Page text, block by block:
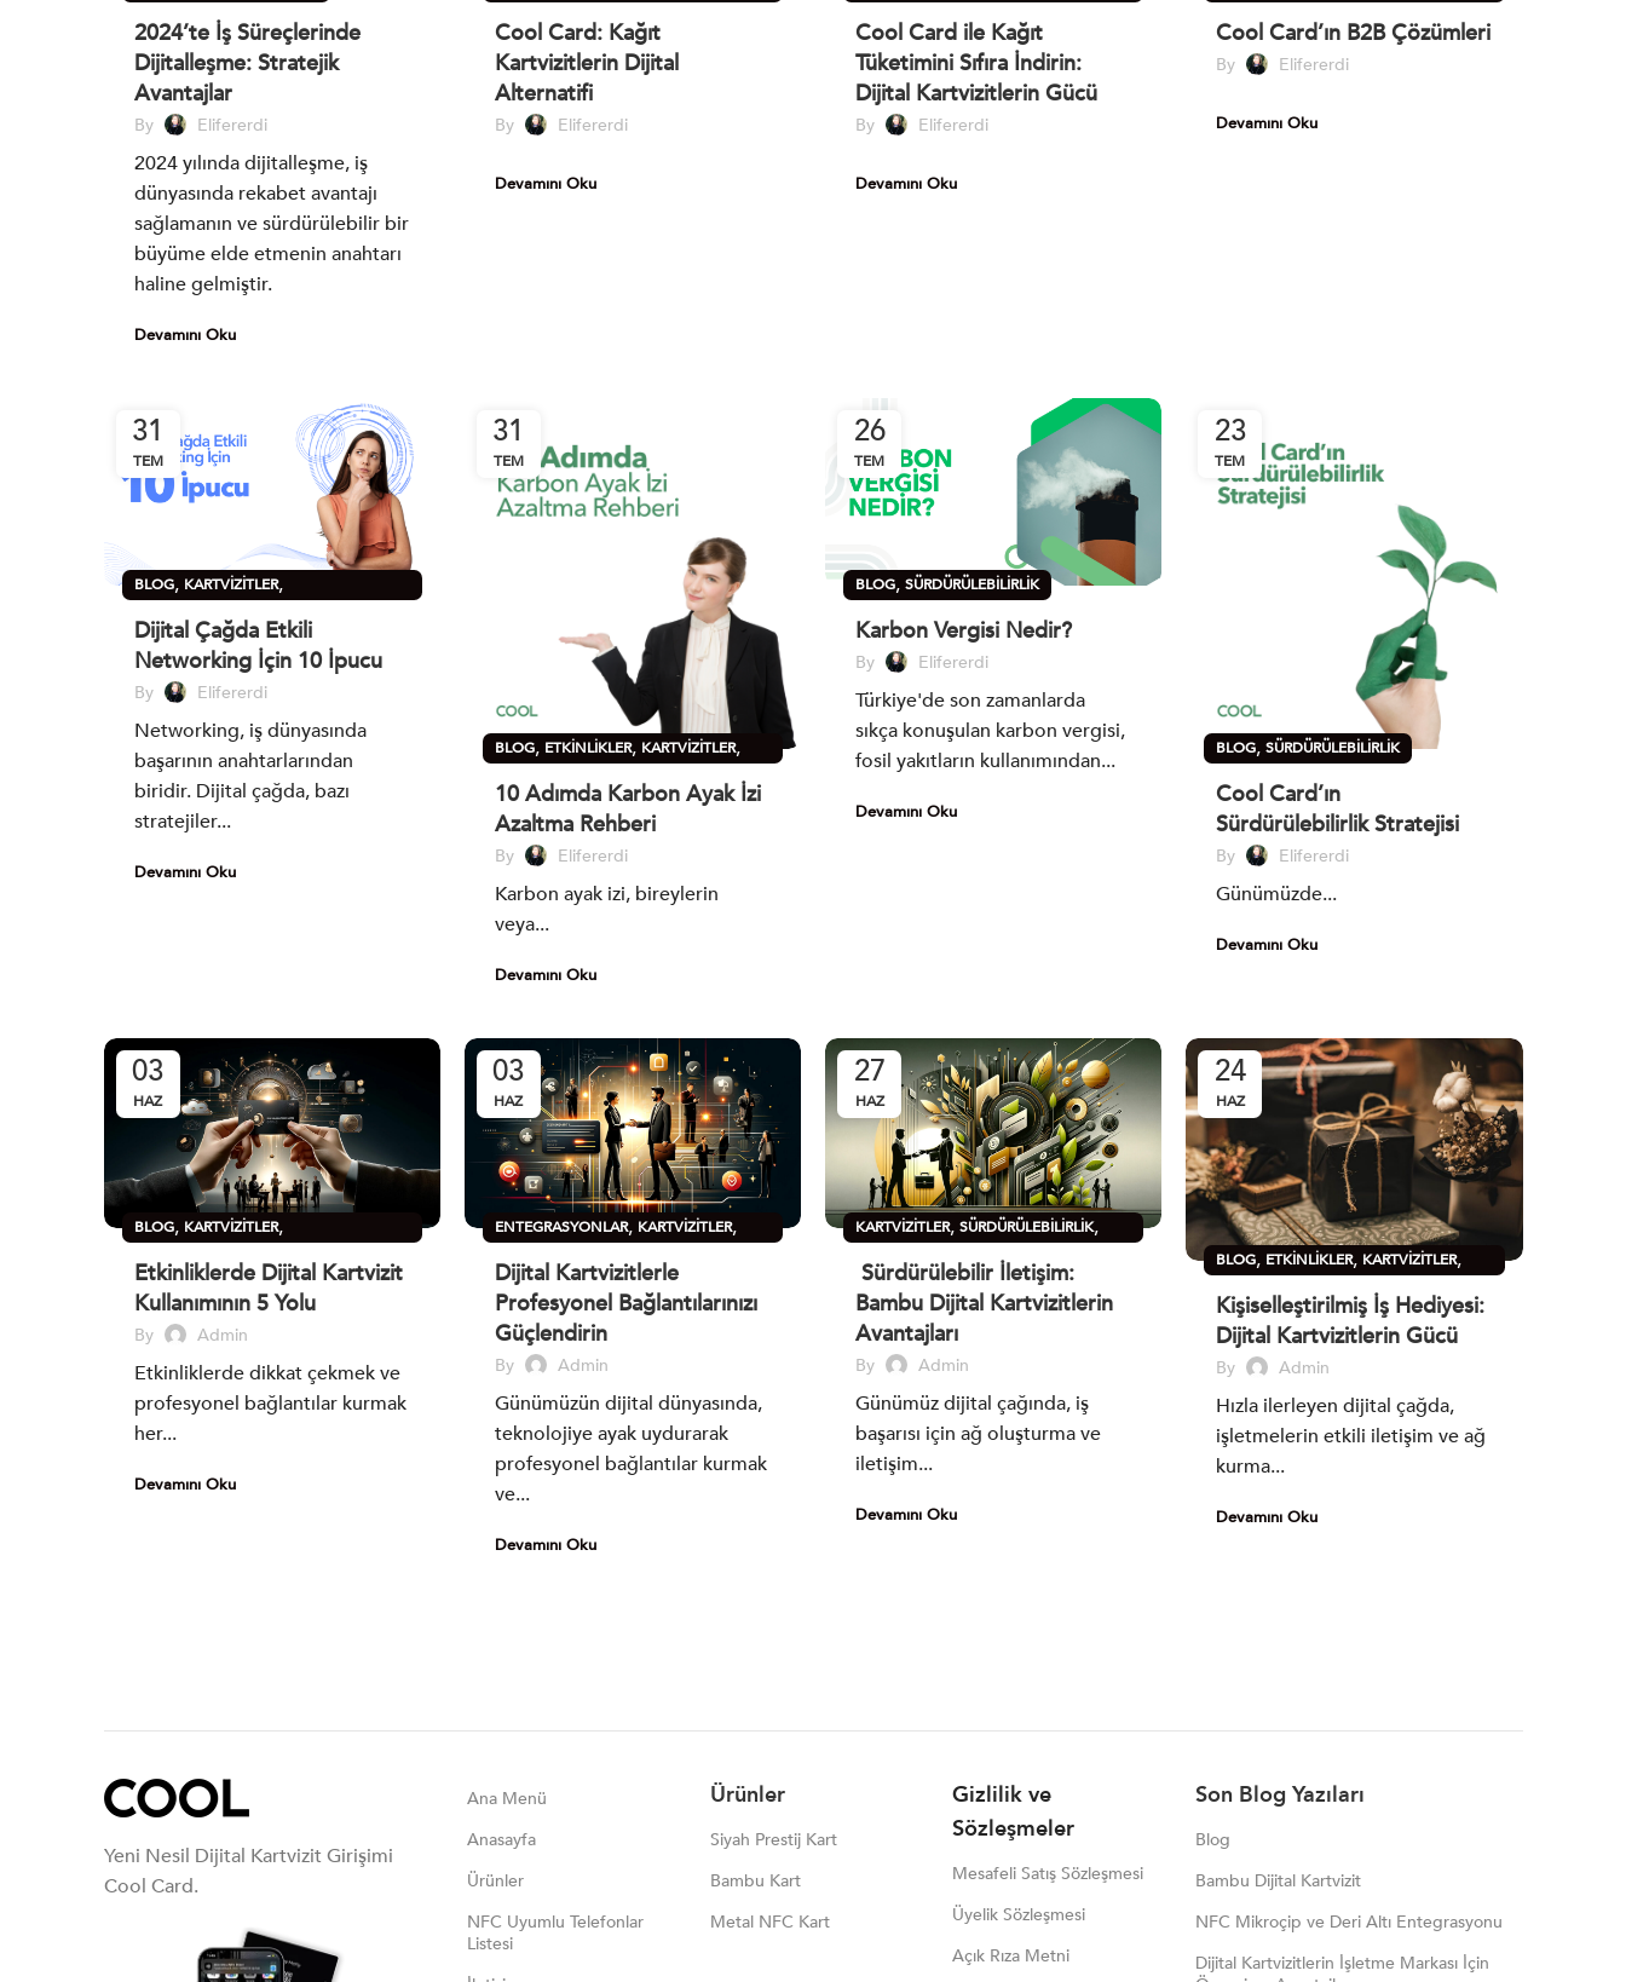
2024’te İş Süreçlerinde
Dijitalleşme: Stratejik
Avantajlar
By Elifererdi
2024 yılında dijitalleşme, iş
dünyasında rekabet avantajı
sağlamanın ve sürdürülebilir bir
büyüme elde etmenin anahtarı
haline gelmiştir.
Devamını Oku
KARTVIZITLER , SÜRDÜRÜLEBILIRLIK
Cool Card: Kağıt
Kartvizitlerin Dijital
Alternatifi
By Elifererdi
Devamını Oku
SÜRDÜRÜLEBILIRLIK
Cool Card ile Kağıt
Tüketimini Sıfıra İndirin:
Dijital Kartvizitlerin Gücü
By Elifererdi
Devamını Oku
KARTVIZITLER ,
Cool Card’ın B2B Çözümleri
By Elifererdi
Devamını Oku
31
TEM
BLOG, KARTVIZITLER,
Dijital Çağda Etkili
Networking İçin 10 İpucu
By Elifererdi
Networking, iş dünyasında
başarının anahtarlarından
biridir. Dijital çağda, bazı
stratejiler...
Devamını Oku
31
TEM
BLOG, ETKINLIKLER, KARTVIZITLER,
10 Adımda Karbon Ayak İzi
Azaltma Rehberi
By Elifererdi
Karbon ayak izi, bireylerin
veya...
Devamını Oku
26
TEM
BLOG, SÜRDÜRÜLEBILIRLIK
Karbon Vergisi Nedir?
By Elifererdi
Türkiye'de son zamanlarda
sıkça konuşulan karbon vergisi,
fosil yakıtların kullanımından...
Devamını Oku
23
TEM
BLOG,SÜRDÜRÜLEBILIRLIK
Cool Card’ın
Sürdürülebilirlik Stratejisi
By Elifererdi
Günümüzde...
Devamını Oku
03
HAZ
BLOG, KARTVIZITLER,
SÜRDÜRÜLEBILIRLIK
Etkinliklerde Dijital Kartvizit
Kullanımının 5 Yolu
By Admin
Etkinliklerde dikkat çekmek ve
profesyonel bağlantılar kurmak
her...
Devamını Oku
03
HAZ
ENTEGRASYONLAR, KARTVIZITLER,
SÜRDÜRÜLEBILIRLIK
Dijital Kartvizitlerle
Profesyonel Bağlantılarınızı
Güçlendirin
By Admin
Günümüzün dijital dünyasında,
teknolojiye ayak uydurarak
profesyonel bağlantılar kurmak
ve...
Devamını Oku
27
HAZ
KARTVIZITLER, SÜRDÜRÜLEBILIRLIK,
ÜRÜNLER
Sürdürülebilir İletişim:
Bambu Dijital Kartvizitlerin
Avantajları
By Admin
Günümüz dijital çağında, iş
başarısı için ağ oluşturma ve
iletişim...
Devamını Oku
24
HAZ
BLOG, ETKINLIKLER, KARTVIZITLER,
SÜRDÜRÜLEBILIRLIK
Kişiselleştirilmiş İş Hediyesi:
Dijital Kartvizitlerin Gücü
By Admin
Hızla ilerleyen dijital çağda,
işletmelerin etkili iletişim ve ağ
kurma...
Devamını Oku
Yeni Nesil Dijital Kartvizit Girişimi
Cool Card.
Ana Menü
Anasayfa
Ürünler
NFC Uyumlu Telefonlar
Listesi
Ürünler
Siyah Prestij Kart
Bambu Kart
Metal NFC Kart
Gizlilik ve
Sözleşmeler
Mesafeli Satış Sözleşmesi
Üyelik Sözleşmesi
Açık Rıza Metni
Son Blog Yazıları
Blog
Bambu Dijital Kartvizit
NFC Mikroçip ve Deri Altı Entegrasyonu
Dijital Kartvizitlerin İşletme Markası İçin